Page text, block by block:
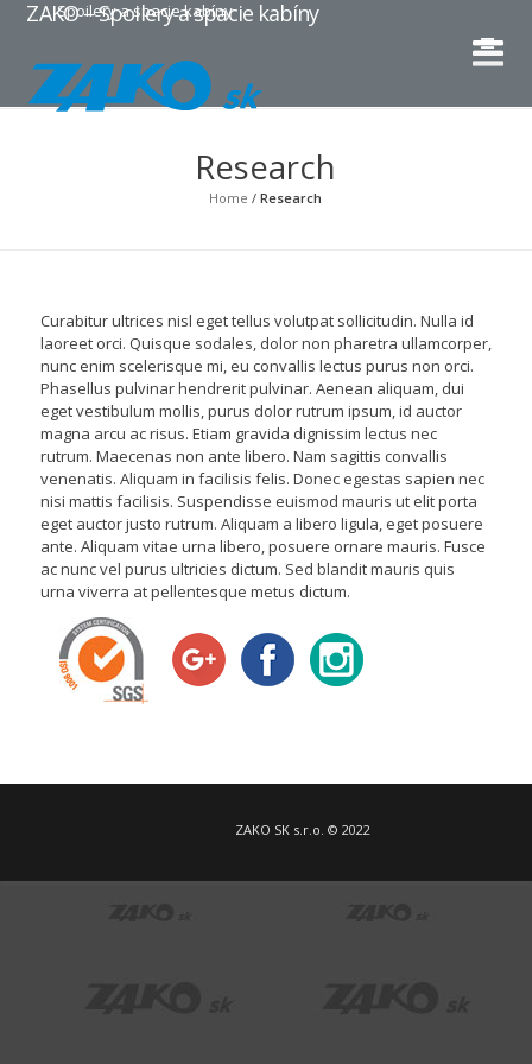
ZAKO – Spoilery a spacie kabíny
Spoilery a spacie kabíny
Research
Home /Research
Curabitur ultrices nisl eget tellus volutpat sollicitudin. Nulla id
laoreet orci. Quisque sodales, dolor non pharetra ullamcorper,
nunc enim scelerisque mi, eu convallis lectus purus non orci.
Phasellus pulvinar hendrerit pulvinar. Aenean aliquam, dui
eget vestibulum mollis, purus dolor rutrum ipsum, id auctor
magna arcu ac risus. Etiam gravida dignissim lectus nec
rutrum. Maecenas non ante libero. Nam sagittis convallis
venenatis. Aliquam in facilisis felis. Donec egestas sapien nec
nisi mattis facilisis. Suspendisse euismod mauris ut elit porta
eget auctor justo rutrum. Aliquam a libero ligula, eget posuere
ante. Aliquam vitae urna libero, posuere ornare mauris. Fusce
ac nunc vel purus ultricies dictum. Sed blandit mauris quis
urna viverra at pellentesque metus dictum.
ZAKO SK s.r.o. © 2022